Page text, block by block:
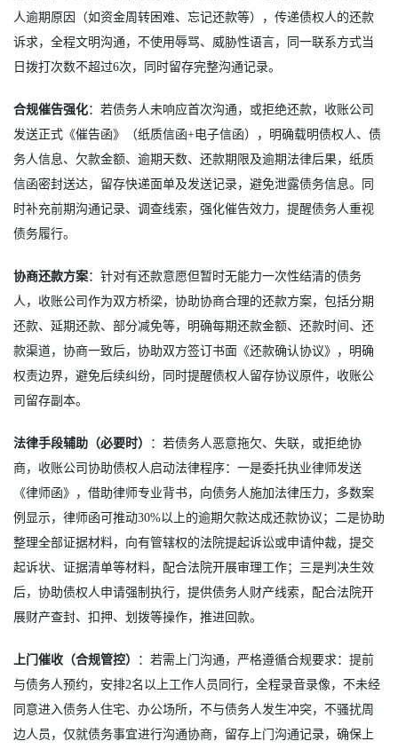
人逾期原因（如资金周转困难、忘记还款等），传递债权人的还款
诉求，全程文明沟通，不使用辱骂、威胁性语言，同一联系方式当
日拨打次数不超过6次，同时留存完整沟通记录。
合规催告强化：若债务人未响应首次沟通，或拒绝还款，收账公司
发送正式《催告函》（纸质信函+电子信函），明确载明债权人、债
务人信息、欠款金额、逾期天数、还款期限及逾期法律后果，纸质
信函密封送达，留存快递面单及发送记录，避免泄露债务信息。同
时补充前期沟通记录、调查线索，强化催告效力，提醒债务人重视
债务履行。
协商还款方案：针对有还款意愿但暂时无能力一次性结清的债务
人，收账公司作为双方桥梁，协助协商合理的还款方案，包括分期
还款、延期还款、部分减免等，明确每期还款金额、还款时间、还
款渠道，协商一致后，协助双方签订书面《还款确认协议》，明确
权责边界，避免后续纠纷，同时提醒债权人留存协议原件，收账公
司留存副本。
法律手段辅助（必要时）
：若债务人恶意拖欠、失联，或拒绝协
商，收账公司协助债权人启动法律程序：一是委托执业律师发送
《律师函》，借助律师专业背书，向债务人施加法律压力，多数案
例显示，律师函可推动30%以上的逾期欠款达成还款协议；二是协助
整理全部证据材料，向有管辖权的法院提起诉讼或申请仲裁，提交
起诉状、证据清单等材料，配合法院开展审理工作；三是判决生效
后，协助债权人申请强制执行，提供债务人财产线索，配合法院开
展财产查封、扣押、划拨等操作，推进回款。
上门催收（合规管控）
：若需上门沟通，严格遵循合规要求：提前
与债务人预约，安排2名以上工作人员同行，全程录音录像，不未经
同意进入债务人住宅、办公场所，不与债务人发生冲突，不骚扰周
边人员，仅就债务事宜进行沟通协商，留存上门沟通记录，确保上